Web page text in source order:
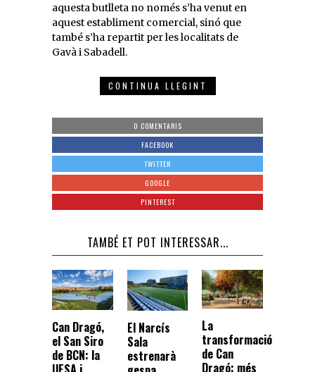
aquesta butlleta no només s’ha venut en
aquest establiment comercial, sinó que
també s’ha repartit per les localitats de
Gavà i Sabadell.
CONTINUA LLEGINT
0 COMENTARIS
FACEBOOK
TWITTER
GOOGLE
PINTEREST
TAMBÉ ET POT INTERESSAR...
Can Dragó,
el San Siro
de BCN: la
El Narcís
Sala
estrenarà
La
transformació
de Can
Dragó: més